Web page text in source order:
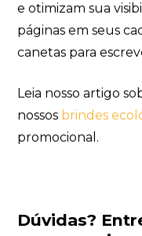
e otimizam sua
páginas em seus
canetas para
Leia nosso artigo
nossos brindes
promocional.
Dúvidas?